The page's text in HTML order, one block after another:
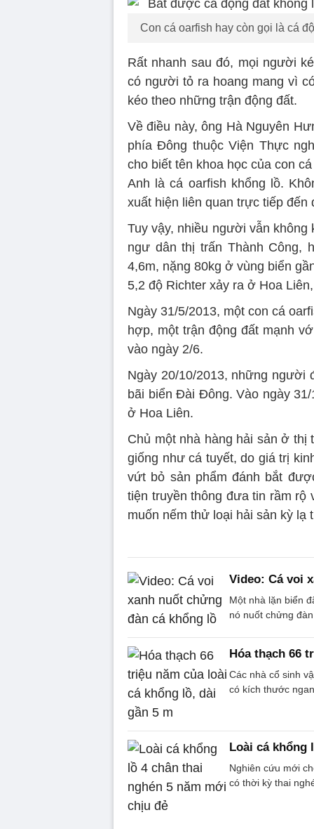
Con cá oarfish hay còn gọi là cá
Rất nhanh sau đó, mọi người
có người tỏ ra hoang mang vì
kéo theo những trận động đất.
Về điều này, ông Hà Nguyên
phía Đông thuộc Viện Thực
cho biết tên khoa học của con
Anh là cá oarfish khổng lồ.
xuất hiện liên quan trực tiếp
Tuy vậy, nhiều người vẫn
ngư dân thị trấn Thành Công,
4,6m, nặng 80kg ở vùng biển
5,2 độ Richter xảy ra ở Hoa
Ngày 31/5/2013, một con cá
hợp, một trận động đất mạnh
vào ngày 2/6.
Ngày 20/10/2013, những người
bãi biển Đài Đông. Vào ngày
ở Hoa Liên.
Chủ một nhà hàng hải sản ở thị
giống như cá tuyết, do giá trị
vứt bỏ sản phẩm đánh bắt
tiện truyền thông đưa tin rầm
muốn nếm thử loại hải sản kỳ lạ
Video: Cá voi
Một nhà lặn biển
nó nuốt chửng
Hóa thạch 66
Các nhà cổ sinh
có kích thước
Loài cá khổng
Nghiên cứu mới
có thời kỳ thai